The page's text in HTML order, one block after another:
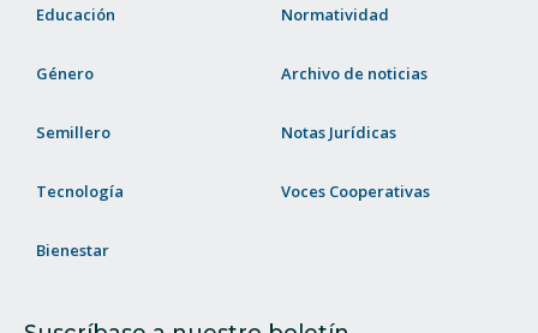
Educación
Género
Semillero
Tecnología
Bienestar
Normatividad
Archivo de noticias
Notas Jurídicas
Voces Cooperativas